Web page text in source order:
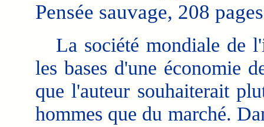
Pensée sauvage, 208
La société mondiale de
les bases d'une économie
que l'auteur souhaiterait
hommes que du marché.